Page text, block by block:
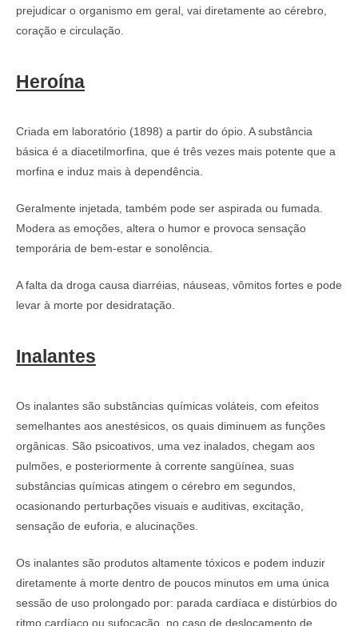
prejudicar o organismo em geral, vai diretamente ao cérebro,
coração e circulação.
Heroína
Criada em laboratório (1898) a partir do ópio. A substância
básica é a diacetilmorfina, que é três vezes mais potente que a
morfina e induz mais à dependência.
Geralmente injetada, também pode ser aspirada ou fumada.
Modera as emoções, altera o humor e provoca sensação
temporária de bem-estar e sonolência.
A falta da droga causa diarréias, náuseas, vômitos fortes e pode
levar à morte por desidratação.
Inalantes
Os inalantes são substâncias químicas voláteis, com efeitos
semelhantes aos anestésicos, os quais diminuem as funções
orgânicas. São psicoativos, uma vez inalados, chegam aos
pulmões, e posteriormente à corrente sangüínea, suas
substâncias químicas atingem o cérebro em segundos,
ocasionando perturbações visuais e auditivas, excitação,
sensação de euforia, e alucinações.
Os inalantes são produtos altamente tóxicos e podem induzir
diretamente à morte dentro de poucos minutos em uma única
sessão de uso prolongado por: parada cardíaca e distúrbios do
ritmo cardíaco ou sufocação, no caso de deslocamento de